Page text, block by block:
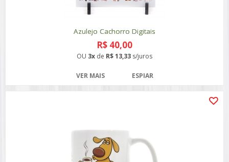
Azulejo Cachorro Digitais
R$ 40,00
OU 3x de R$ 13,33 s/juros
VER MAIS ESPIAR